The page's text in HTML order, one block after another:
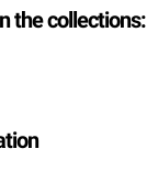
the collections: